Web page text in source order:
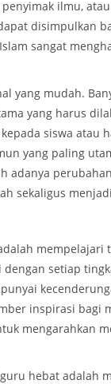
ilmu,
disimpulkan
sangat
yang mudah.
yang harus
siswa atau
yang paling
adanya
sekaligus
setiap
inspirasi bagi
mengarahkan
hebat adalah